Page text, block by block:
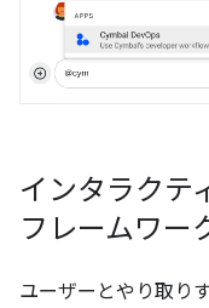
インタラクテ
フレームワー
ユーザーとやり取り